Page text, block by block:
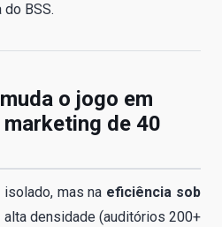
BSS.
o jogo em
de 40
mas na eficiência sob
alta densidade (auditórios 200+